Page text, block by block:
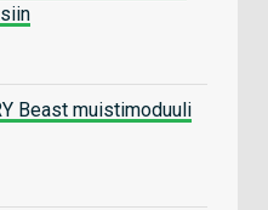
Beast muistimoduuli